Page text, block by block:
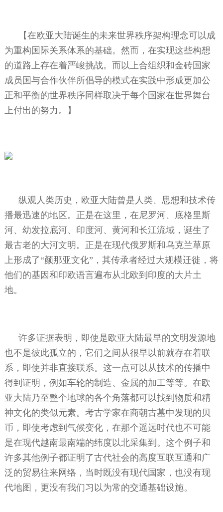
【在欧亚大陆诞生的未来世界秩序架构理念可以成
为重构国际关系体系的基础。然而，在实现这些构想
的道路上存在着严峻挑战。而以上合组织和金砖国家
成员国与合作伙伴所倡导的模式在实践中形成更加公
正和平衡的世界秩序同样取决于每个国家在世界舞台
上付出的努力。】
纵观人类历史，欧亚大陆曾是人类、思想和技术传
播最迅速的地区。正是在这里，在尼罗河、底格里斯
河、幼发拉底河、印度河、黄河和长江流域，诞生了
最古老的大河文明。正是在现代俄罗斯和乌克兰草原
上形成了“颜那亚文化”，其传承者经过大规模迁徙，将
他们的基因和印欧语言遍布从北欧到印度的大片土
地。
许多证据表明，即使是欧亚大陆最早的文明发源地
也不是彼此孤立的，它们之间从很早以前就存在着联
系，即使并非直接联系。这一点可以从技术的传播中
得到证明，例如车轮的制造、金属的加工等等。在欧
亚大陆乃至整个地球的各个角落都可以找到物质和精
神文化的类似元素。考古学家在商朝古墓中发现的贝
币，即使考虑到气候变化，在那个遥远时代也不可能
是在现代越南最南端的纬度以北采集到。这个例子和
许多其他例子都证明了古代社会的高度互联互通和广
泛的贸易往来网络，当时既没有现代国家，也没有现
代地图，更没有我们习以为常的交通基础设施。